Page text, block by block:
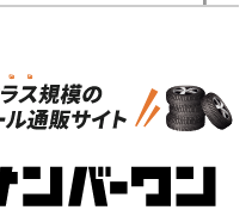
S
新車外し品（新古
付き